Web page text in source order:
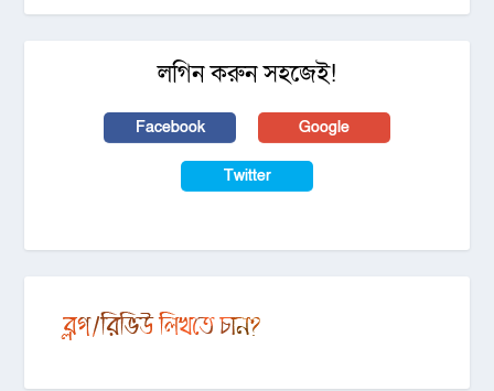
লগিন করুন সহজেই!
Facebook Google
Twitter